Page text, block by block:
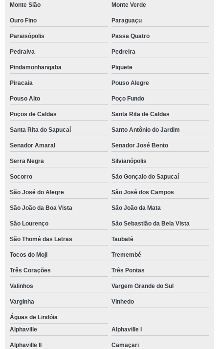
Monte Sião Monte Verde
Ouro Fino Paraguaçu
Paraisópolis Passa Quatro
Pedralva Pedreira
Pindamonhangaba Piquete
Piracaia Pouso Alegre
Pouso Alto Poço Fundo
Poços de Caldas Santa Rita de Caldas
Santa Rita do Sapucaí Santo Antônio do Jardim
Senador Amaral Senador José Bento
Serra Negra Silvianópolis
Socorro São Gonçalo do Sapucaí
São José do Alegre São José dos Campos
São João da Boa Vista São João da Mata
São Lourenço São Sebastião da Bela Vista
São Thomé das Letras Taubaté
Tocos do Moji Tremembé
Três Corações Três Pontas
Valinhos Vargem Grande do Sul
Varginha Vinhedo
Águas de Lindóia
Alphaville
Alphaville I
Alphaville II Camaçari